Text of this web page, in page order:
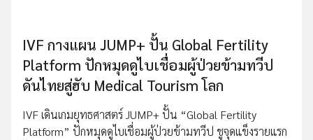
IVF กางแผน JUMP+ ปั้น Global Fertility
Platform ปักหมุดดูไบเชื่อมผู้ป่วยข้ามทวีป
ดันไทยสู่ฮับ Medical Tourism โลก
IVF เดินเกมยุทธศาสตร์ JUMP+ ปั้น “Global Fertility
Platform” ปักหมุดดูไบเชื่อมผู้ป่วยข้ามทวีป ชูจุดแข็งรายแรก